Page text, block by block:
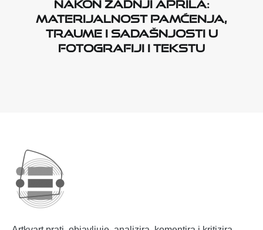
materijalnost pamćenja,
traume i sadašnjosti u
fotografiji i tekstu